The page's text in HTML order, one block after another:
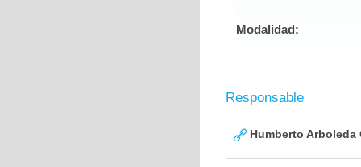
Modalidad:
Responsable
Humberto Arboleda